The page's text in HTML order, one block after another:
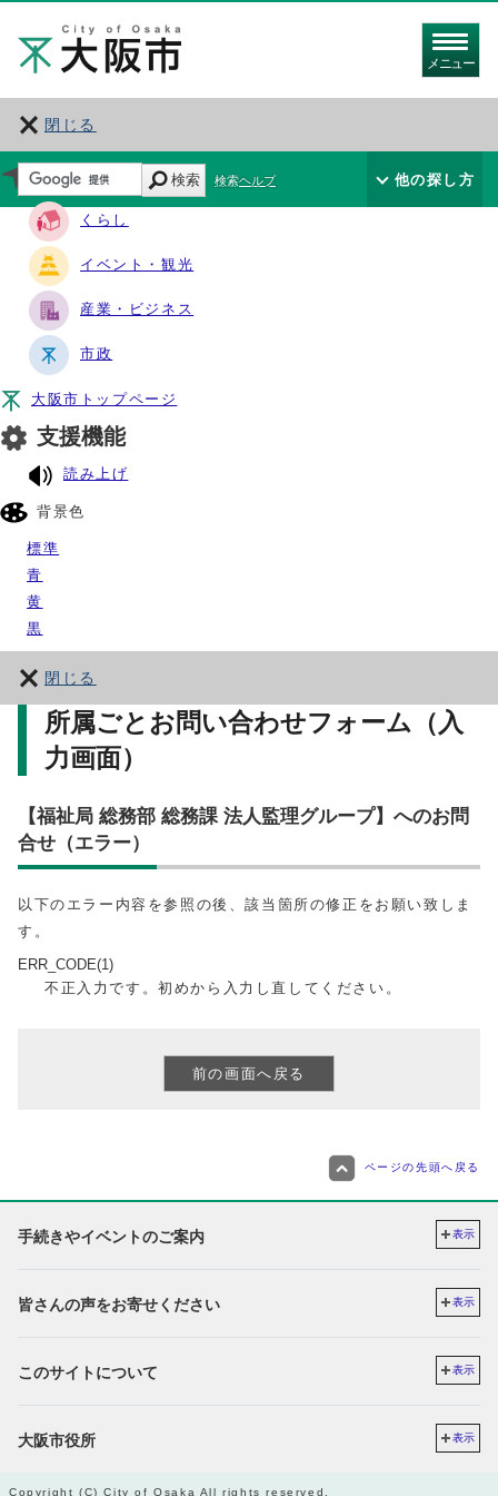
メニュー
閉じる
サイト・ナビ
くらし
イベント・観光
産業・ビジネス
市政
大阪市トップページ
支援機能
読み上げ
背景色
標準
青
黄
黒
閉じる
検索 検索ヘルプ 他の探し方
所属ごとお問い合わせフォーム（入
力画面）
【福祉局 総務部 総務課 法人監理グループ】へのお問
合せ（エラー）
以下のエラー内容を参照の後、該当箇所の修正をお願い致しま
す。
ERR_CODE(1)
不正入力です。初めから入力し直してください。
ページの先頭へ戻る
手続きやイベントのご案内 表示
皆さんの声をお寄せください 表示
このサイトについて 表示
大阪市役所 表示
Copyright (C) City of Osaka All rights reserved.